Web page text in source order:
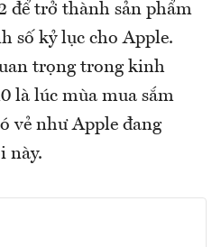
để trở thành sản phẩm
số kỷ lục cho Apple.
trọng trong kinh
là lúc mùa mua sắm
vẻ như Apple đang
này.